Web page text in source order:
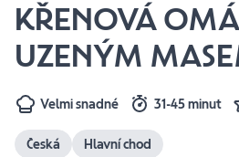
KŘENOVÁ
UZENÝM
Velmi snadné 31-45 minut
Česká Hlavní chod